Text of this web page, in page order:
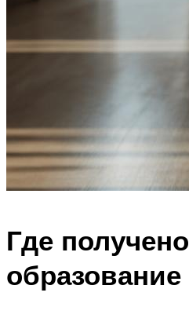
Где получено
образование